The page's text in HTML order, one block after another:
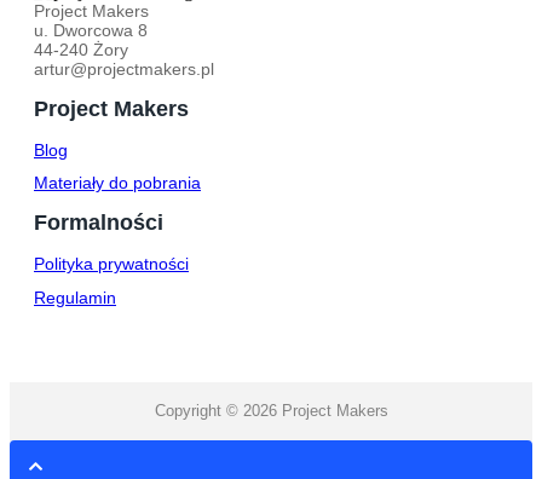
Project Makers
u. Dworcowa 8
44-240 Żory
artur@projectmakers.pl
Project Makers
Blog
Materiały do pobrania
Formalności
Polityka prywatności
Regulamin
Copyright © 2026 Project Makers